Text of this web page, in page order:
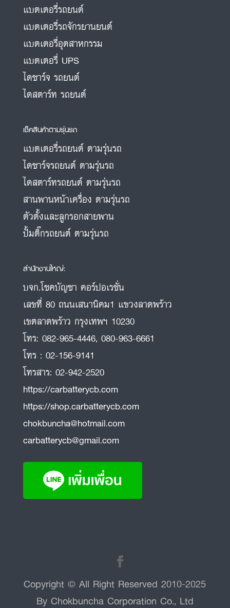
แบตเตอรี่รถยนต์
แบตเตอรี่รถจักรยานยนต์
แบตเตอรี่อุตสาหกรรม
แบตเตอรี่ UPS
ไดชาร์จ รถยนต์
ไดสตาร์ท รถยนต์
เช็คสินค้าตามรุ่นรถ
แบตเตอรี่รถยนต์ ตามรุ่นรถ
ไดชาร์จรถยนต์ ตามรุ่นรถ
ไดสตาร์ทรถยนต์ ตามรุ่นรถ
สานพานหน้าเครื่อง ตามรุ่นรถ
ตัวตั้งและลูกรอกสายพาน
ปั้มติ๊กรถยนต์ ตามรุ่นรถ
สำนักงานใหญ่:
บจก.โชคบัญชา คอร์ปอเรชั่น
เลขที่ 80 ถนนเสนานิคม1 แขวงลาดพร้าว
เขตลาดพร้าว กรุงเทพฯ 10230
โทร: 082-965-4446, 080-963-6661
โทร : 02-156-9141
โทรสาร: 02-942-2520
https://carbatterycb.com
https://shop.carbatterycb.com
chokbuncha@hotmail.com
carbatterycb@gmail.com
Copyright © All Right Reserved 2010-2025
By Chokbuncha Corporation Co., Ltd